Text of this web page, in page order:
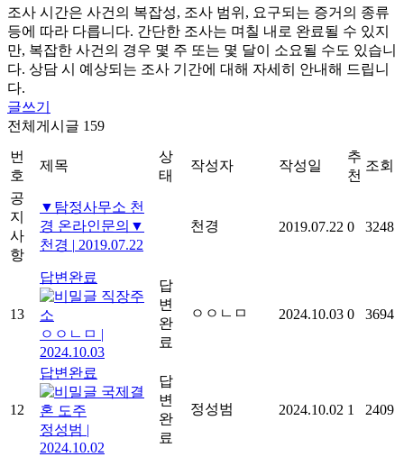
조사 시간은 사건의 복잡성, 조사 범위, 요구되는 증거의 종류
등에 따라 다릅니다. 간단한 조사는 며칠 내로 완료될 수 있지
만, 복잡한 사건의 경우 몇 주 또는 몇 달이 소요될 수도 있습니
다. 상담 시 예상되는 조사 기간에 대해 자세히 안내해 드립니
다.
글쓰기
전체게시글 159
번
호
제목
상
태
작성자 작성일
추
천
조회
공
지
사
항
▼탐정사무소 천
경 온라인문의▼
천경 | 2019.07.22
천경 2019.07.22 0 3248
13
답변완료
직장주
소
ㅇㅇㄴㅁ |
2024.10.03
답
변
완
료
ㅇㅇㄴㅁ 2024.10.03 0 3694
12
답변완료
국제결
혼 도주
정성범 |
2024.10.02
답
변
완
료
정성범 2024.10.02 1 2409